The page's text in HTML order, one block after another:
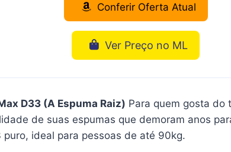
Conferir Oferta Atual
Ver Preço no ML
D33 (A Espuma Raiz) Para quem gosta do
de suas espumas que demoram anos
puro, ideal para pessoas de até 90kg.